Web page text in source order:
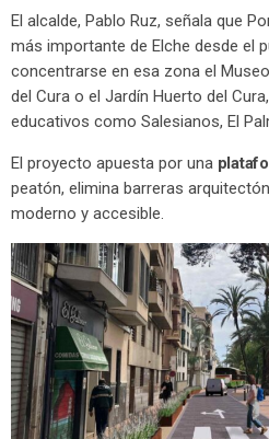
El alcalde, Pablo Ruz, señala que
más importante de Elche desde el
concentrarse en esa zona el
del Cura o el Jardín Huerto del
educativos como Salesianos, El
El proyecto apuesta por una
peatón, elimina barreras
moderno y accesible.